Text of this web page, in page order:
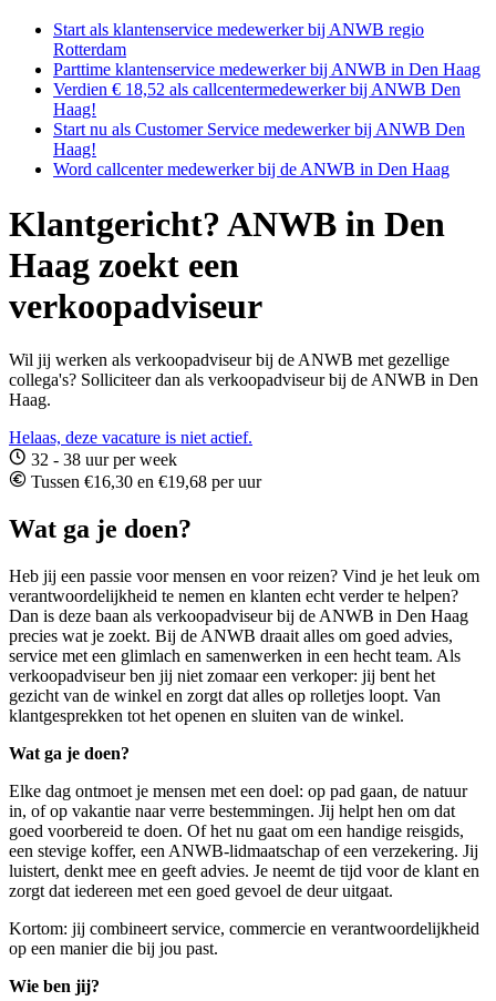
Start als klantenservice medewerker bij ANWB regio
Rotterdam
Parttime klantenservice medewerker bij ANWB in Den Haag
Verdien € 18,52 als callcentermedewerker bij ANWB Den
Haag!
Start nu als Customer Service medewerker bij ANWB Den
Haag!
Word callcenter medewerker bij de ANWB in Den Haag
Klantgericht? ANWB in Den
Haag zoekt een
verkoopadviseur
Wil jij werken als verkoopadviseur bij de ANWB met gezellige
collega's? Solliciteer dan als verkoopadviseur bij de ANWB in Den
Haag.
Helaas, deze vacature is niet actief.
32 - 38 uur per week
Tussen €16,30 en €19,68 per uur
Wat ga je doen?
Heb jij een passie voor mensen en voor reizen? Vind je het leuk om
verantwoordelijkheid te nemen en klanten echt verder te helpen?
Dan is deze baan als verkoopadviseur bij de ANWB in Den Haag
precies wat je zoekt. Bij de ANWB draait alles om goed advies,
service met een glimlach en samenwerken in een hecht team. Als
verkoopadviseur ben jij niet zomaar een verkoper: jij bent het
gezicht van de winkel en zorgt dat alles op rolletjes loopt. Van
klantgesprekken tot het openen en sluiten van de winkel.
Wat ga je doen?
Elke dag ontmoet je mensen met een doel: op pad gaan, de natuur
in, of op vakantie naar verre bestemmingen. Jij helpt hen om dat
goed voorbereid te doen. Of het nu gaat om een handige reisgids,
een stevige koffer, een ANWB-lidmaatschap of een verzekering. Jij
luistert, denkt mee en geeft advies. Je neemt de tijd voor de klant en
zorgt dat iedereen met een goed gevoel de deur uitgaat.
Kortom: jij combineert service, commercie en verantwoordelijkheid
op een manier die bij jou past.
Wie ben jij?